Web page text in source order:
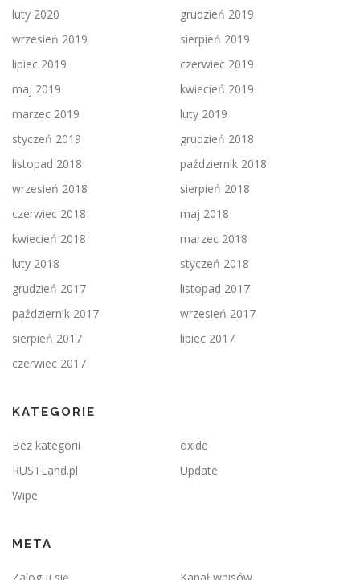
luty 2020
grudzień 2019
wrzesień 2019
sierpień 2019
lipiec 2019
czerwiec 2019
maj 2019
kwiecień 2019
marzec 2019
luty 2019
styczeń 2019
grudzień 2018
listopad 2018
październik 2018
wrzesień 2018
sierpień 2018
czerwiec 2018
maj 2018
kwiecień 2018
marzec 2018
luty 2018
styczeń 2018
grudzień 2017
listopad 2017
październik 2017
wrzesień 2017
sierpień 2017
lipiec 2017
czerwiec 2017
KATEGORIE
Bez kategorii
oxide
RUSTLand.pl
Update
Wipe
META